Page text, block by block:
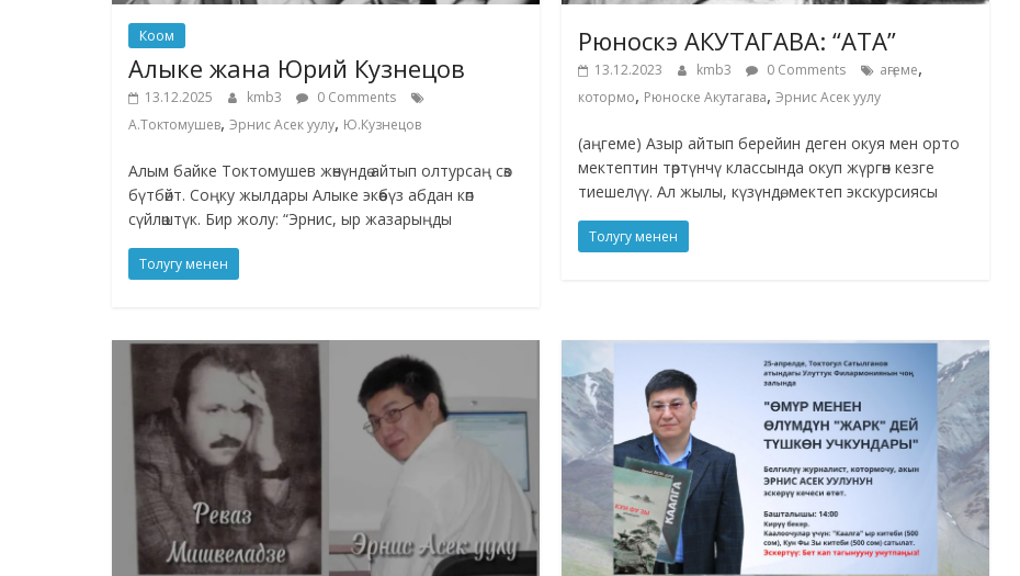
Коом
Алыке жана Юрий Кузнецов
13.12.2025 kmb3
0 Comments
А.Токтомушев, Эрнис Асек уулу, Ю.Кузнецов
Алым байке Токтомушев жөнүндө айтып олтурсаң сөз
бүтбөйт. Соңку жылдары Алыке экөөбүз абдан көп
сүйлөштүк. Бир жолу: “Эрнис, ыр жазарыңды
Толугу менен
Рюноскэ АКУТАГАВА: “АТА”
13.12.2023 kmb3 0 Comments аңгеме,
котормо, Рюноске Акутагава,Эрнис Асек уулу
(аңгеме) Азыр айтып берейин деген окуя мен орто
мектептин төртүнчү классында окуп жүргөн кезге
тиешелүү. Ал жылы, күзүндө, мектеп экскурсиясы
Толугу менен